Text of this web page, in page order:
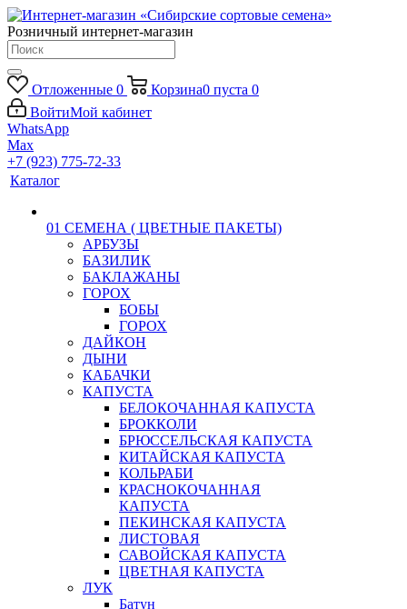
Розничный интернет-магазин
Отложенные 0 Корзина0 пуста 0
ВойтиМой кабинет
WhatsApp
Max
+7 (923) 775-72-33
Каталог
01 СЕМЕНА ( ЦВЕТНЫЕ ПАКЕТЫ)
АРБУЗЫ
БАЗИЛИК
БАКЛАЖАНЫ
ГОРОХ
БОБЫ
ГОРОХ
ДАЙКОН
ДЫНИ
КАБАЧКИ
КАПУСТА
БЕЛОКОЧАННАЯ КАПУСТА
БРОККОЛИ
БРЮССЕЛЬСКАЯ КАПУСТА
КИТАЙСКАЯ КАПУСТА
КОЛЬРАБИ
КРАСНОКОЧАННАЯ
КАПУСТА
ПЕКИНСКАЯ КАПУСТА
ЛИСТОВАЯ
САВОЙСКАЯ КАПУСТА
ЦВЕТНАЯ КАПУСТА
ЛУК
Батун